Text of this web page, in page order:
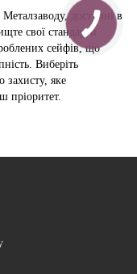
доступні в
свої стандарти
сейфів, що
Виберіть
яке
пріоритет.